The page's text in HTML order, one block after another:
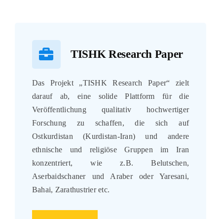
TISHK Research Paper
Das Projekt „TISHK Research Paper“ zielt
darauf ab, eine solide Plattform für die
Veröffentlichung qualitativ hochwertiger
Forschung zu schaffen, die sich auf
Ostkurdistan (Kurdistan-Iran) und andere
ethnische und religiöse Gruppen im Iran
konzentriert, wie z.B. Belutschen,
Aserbaidschaner und Araber oder Yaresani,
Bahai, Zarathustrier etc.